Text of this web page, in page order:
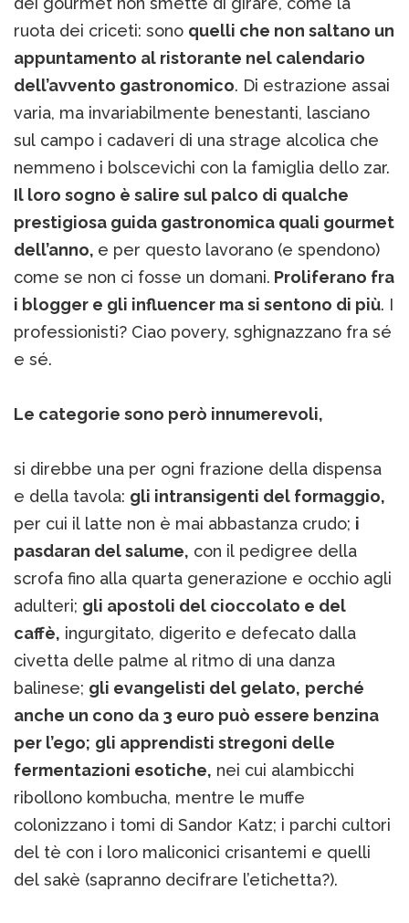
ruota dei criceti: sono quelli che non saltano un
appuntamento al ristorante nel calendario
dell’avvento gastronomico. Di estrazione assai
varia, ma invariabilmente benestanti, lasciano
sul campo i cadaveri di una strage alcolica che
nemmeno i bolscevichi con la famiglia dello zar.
Il loro sogno è salire sul palco di qualche
prestigiosa guida gastronomica quali gourmet
dell’anno, e per questo lavorano (e spendono)
come se non ci fosse un domani. Proliferano fra
i blogger e gli influencer ma si sentono di più. I
professionisti? Ciao povery, sghignazzano fra sé
e sé.
Le categorie sono però innumerevoli,
si direbbe una per ogni frazione della dispensa
e della tavola: gli intransigenti del formaggio,
per cui il latte non è mai abbastanza crudo; i
pasdaran del salume, con il pedigree della
scrofa fino alla quarta generazione e occhio agli
adulteri; gli apostoli del cioccolato e del
caffè, ingurgitato, digerito e defecato dalla
civetta delle palme al ritmo di una danza
balinese; gli evangelisti del gelato, perché
anche un cono da 3 euro può essere benzina
per l’ego; gli apprendisti stregoni delle
fermentazioni esotiche, nei cui alambicchi
ribollono kombucha, mentre le muffe
colonizzano i tomi di Sandor Katz; i parchi cultori
del tè con i loro maliconici crisantemi e quelli
del sakè (sapranno decifrare l’etichetta?).